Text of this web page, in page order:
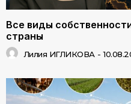
Все виды
страны
Лилия ИГЛИКОВА -